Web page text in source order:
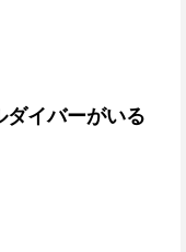
ダイバーがいる